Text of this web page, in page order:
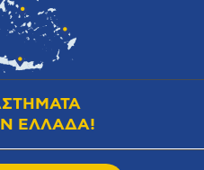
ΕΛΛΑΔΑ!